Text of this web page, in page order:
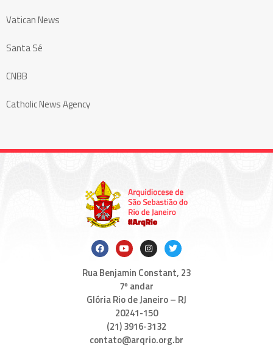
Vatican News
Santa Sé
CNBB
Catholic News Agency
Rua Benjamin Constant, 23
7º andar
Glória Rio de Janeiro – RJ
20241-150
(21) 3916-3132
contato@arqrio.org.br